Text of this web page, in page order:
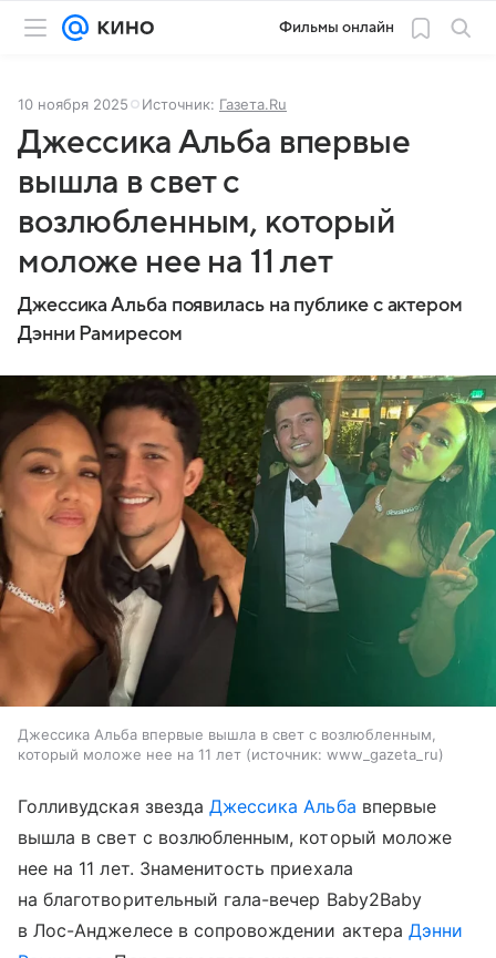
Фильмы онлайн
10 ноября 2025 Источник: Газета.Ru
Джессика Альба впервые
вышла в свет с
возлюбленным, который
моложе нее на 11 лет
Джессика Альба появилась на публике с актером
Дэнни Рамиресом
Джессика Альба впервые вышла в свет с возлюбленным,
который моложе нее на 11 лет
источник: www_gazeta_ru
Голливудская звезда Джессика Альба впервые
вышла в свет с возлюбленным, который моложе
нее на 11 лет. Знаменитость приехала
на благотворительный гала-вечер Baby2Baby
в Лос-Анджелесе в сопровождении актера Дэнни